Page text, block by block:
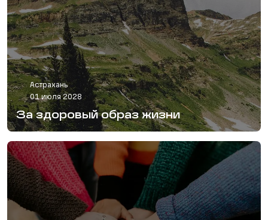
Астрахань
01 июля 2028
За здоровый образ жизни